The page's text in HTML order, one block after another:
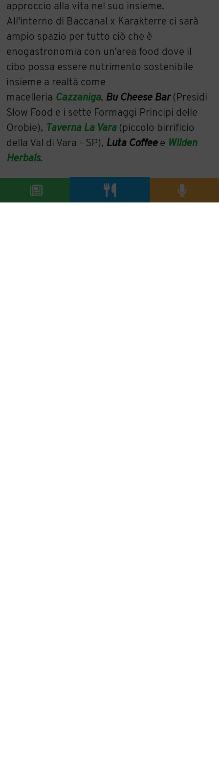
approccio alla vita nel suo insieme.
All'interno di Baccanal x Karakterre ci sarà
ampio spazio per tutto ciò che è
enogastronomia con un’area food dove il
cibo possa essere nutrimento sostenibile
insieme a realtà come
macelleria Cazzaniga, Bu Cheese Bar(Presidi
Slow Food e i sette Formaggi Principi delle
Orobie), Taverna La Vara(piccolo birrificio
della Val di Vara - SP), Luta Coffeee Wilden
Herbals.
“L’arrivo di Karakterre in Italia per me è come